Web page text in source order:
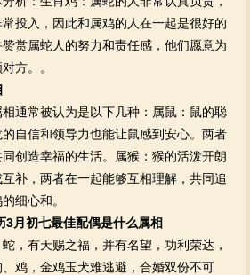
投入，因此和属鸡的人在一起是很好的
赏属蛇人的努力和责任感，他们愿意为
方。。
常被认为是以下几种：属鼠：鼠的聪
自信和领导力也能让鼠感到安心。两者
创造幸福的生活。属猴：猴的活泼开朗
补，两者在一起能够互相理解，共同追
细心和。
3月初七最佳配偶是什么属相
有天赐之福，并有名望，功利荣达，
鸡，金鸡玉犬难逃避，合婚双份不可